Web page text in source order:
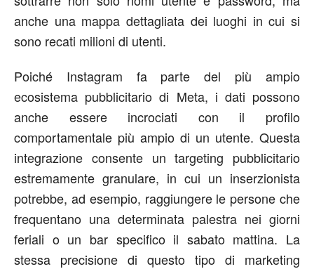
anche una mappa dettagliata dei luoghi in cui si
sono recati milioni di utenti.
Poiché Instagram fa parte del più ampio
ecosistema pubblicitario di Meta, i dati possono
anche essere incrociati con il profilo
comportamentale più ampio di un utente. Questa
integrazione consente un targeting pubblicitario
estremamente granulare, in cui un inserzionista
potrebbe, ad esempio, raggiungere le persone che
frequentano una determinata palestra nei giorni
feriali o un bar specifico il sabato mattina. La
stessa precisione di questo tipo di marketing